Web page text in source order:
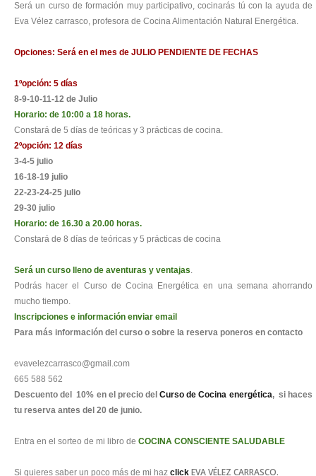
Será un curso de formación muy participativo, cocinarás tú con la ayuda de
Eva Vélez carrasco, profesora de Cocina Alimentación Natural Energética.
Opciones: Será en el mes de JULIO PENDIENTE DE FECHAS
1ºopción: 5 días
8-9-10-11-12 de Julio
Horario: de 10:00 a 18 horas.
Constará de 5 días de teóricas y 3 prácticas de cocina.
2ºopción: 12 días
3-4-5 julio
16-18-19 julio
22-23-24-25 julio
29-30 julio
Horario: de 16.30 a 20.00 horas.
Constará de 8 días de teóricas y 5 prácticas de cocina
Será un curso lleno de aventuras y ventajas.
Podrás hacer el Curso de Cocina Energética en una semana ahorrando
mucho tiempo.
Inscripciones e información enviar email
Para más información del curso o sobre la reserva poneros en contacto
evavelezcarrasco@gmail.com
665 588 562
Descuento del 10% en el precio delCurso de Cocina energética, si haces
tu reserva antes del 20 de junio.
Entra en el sorteo de mi libro de COCINA CONSCIENTE SALUDABLE
Si quieres saber un poco más de mi haz click EVA VÉLEZ CARRASCO.